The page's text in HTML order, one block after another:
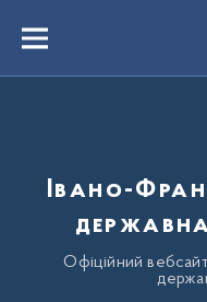
вмістуMenu
Івано-
Офіційний